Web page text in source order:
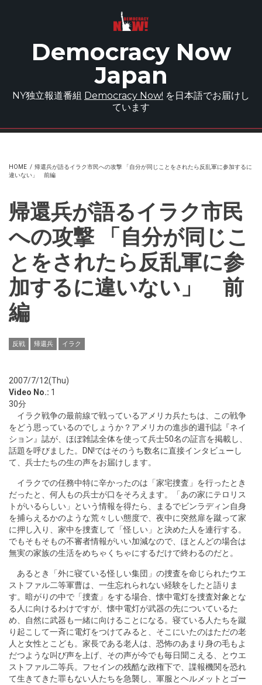
Democracy Now
Japan
NY独立報道番組 Democracy Now! を日本語でお届けし
ています
HOME / 帰還兵が語るイラク市民への攻撃 「自分が同じことをされたら反乱軍に参加するに
違いない」 前編
帰還兵が語るイラク市民
への攻撃 「自分が同じこ
とをされたら反乱軍に参
加するに違いない」 前
編
反戦 帰還兵 イラク
2007/7/12(Thu)
Video No.: 1
30分
イラク戦争の最前線で戦っているアメリカ兵たちは、この戦争
をどう思っているのでしょうか？アメリカの進歩的週刊誌『ネイ
ション』誌が、ほぼ雑誌全体を使って兵士50名の証言を掲載し、
話題を呼びました。DN!ではそのうち数名に直接インタビューし
て、兵士たちの生の声をお届けします。
イラクでの任務中特に辛かったのは「家宅捜査」を行ったとき
だったと、何人もの兵士が口をそろえます。「あの家にテロリス
トがいるらしい」という情報を得たら、まるでビンラディン自身
を捕らえるかのような荒々しい態度で、夜中に突然扉を蹴って家
に押し入り、家中を捜査して「怪しい」と決めた人を連行する。
でもそもそもの不審者情報がいい加減なので、ほとんどの場合は
無実の家族の生活をめちゃくちゃにするだけで終わるのだと。
あるとき「外に寝ている怪しい集団」の捜査を命じられたウエ
ストファル二等軍曹は、一生忘れられない経験をしたと語りま
す。暗がりの中で「捜査」をする場合、懐中電灯を捜査対象とな
る人に向けるわけですが、懐中電灯が武器の先についているた
め、自然に武器も一緒に向けることになる。寝ている人たちを蹴
り起こして一斉に電灯をつけてみると、そこにいたのはただの老
人と女性とこども。家長である老人は、恐怖のあまり身の毛もよ
だつような叫び声を上げ、その声が今でも毎日聞こえる、とウエ
ストファル二等兵。フセインの残酷な政権下で、諜報機関を恐れ
て生きてきた罪もない人たちを急襲し、軍服とヘルメットとゴー